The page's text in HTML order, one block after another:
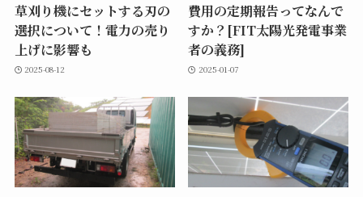
草刈り機にセットする刃の
選択について！電力の売り
上げに影響も
2025-08-12
費用の定期報告ってなんで
すか？[FIT太陽光発電事業
者の義務]
2025-01-07